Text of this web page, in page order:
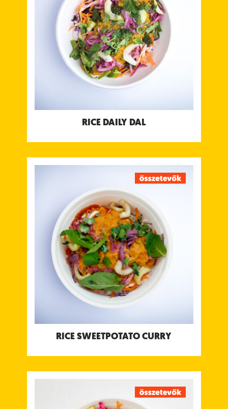
RICE DAILY DAL
kókuszjoghurt csatnival
Tápanyagtartalom (g/adag)
Energia 418 kcal
Fehérje 14 g
Szénhidrát 66 g
ebből cukor 10 g
ebből telített zsírok 4.5 g
Nincs
RICE SWEETPOTATO CURRY
RICE SWEETPOTATO CURRY
Thai stílusú édesburgonya, sárgarépa és sütőtök
curry mogyoróval és lime-mal, Bengáli
Paradicsom, Chili és Kókuszjoghurt csatnival